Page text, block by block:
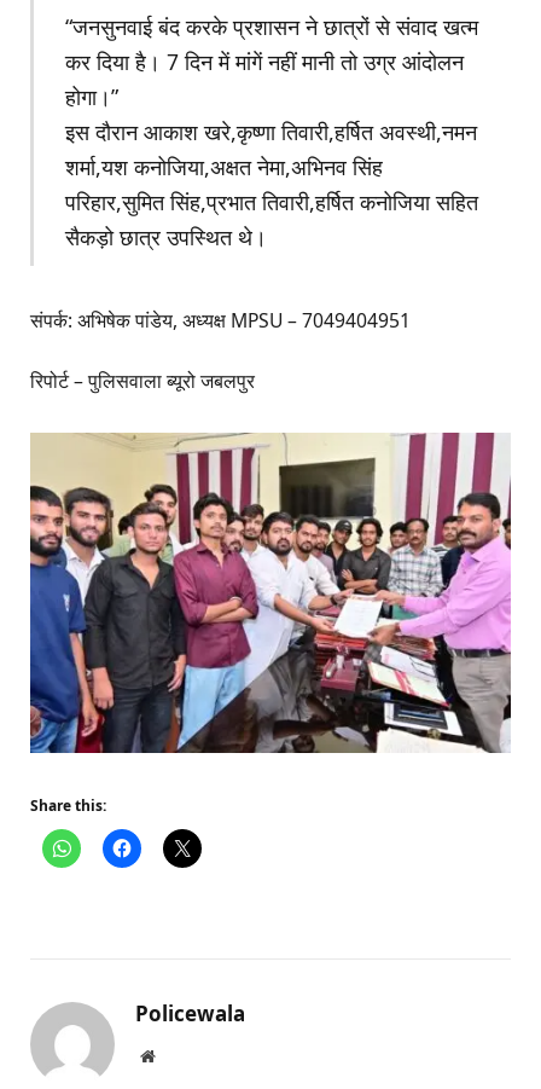
“जनसुनवाई बंद करके प्रशासन ने छात्रों से संवाद खत्म
कर दिया है। 7 दिन में मांगें नहीं मानी तो उग्र आंदोलन
होगा।”
इस दौरान आकाश खरे,कृष्णा तिवारी,हर्षित अवस्थी,नमन
शर्मा,यश कनोजिया,अक्षत नेमा,अभिनव सिंह
परिहार,सुमित सिंह,प्रभात तिवारी,हर्षित कनोजिया सहित
सैकड़ो छात्र उपस्थित थे।
संपर्क: अभिषेक पांडेय, अध्यक्ष MPSU – 7049404951
रिपोर्ट – पुलिसवाला ब्यूरो जबलपुर
Share this:
Policewala
Website